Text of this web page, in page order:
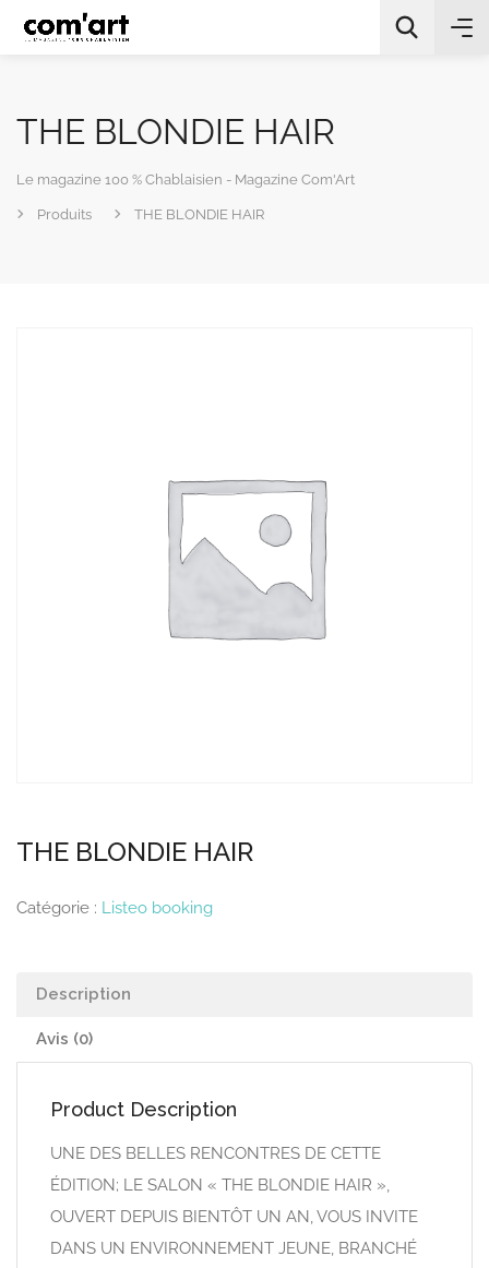
THE BLONDIE HAIR
Le magazine 100 % Chablaisien - Magazine Com'Art
Produits THE BLONDIE HAIR
THE BLONDIE HAIR
Catégorie : Listeo booking
Description
Avis (0)
Product Description
UNE DES BELLES RENCONTRES DE CETTE
ÉDITION; LE SALON « THE BLONDIE HAIR »,
OUVERT DEPUIS BIENTÔT UN AN, VOUS INVITE
DANS UN ENVIRONNEMENT JEUNE, BRANCHÉ